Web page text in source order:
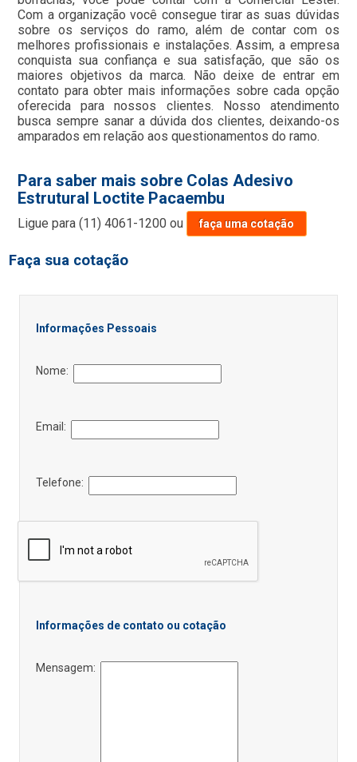
Com a organização você consegue tirar as suas dúvidas
sobre os serviços do ramo, além de contar com os
melhores profissionais e instalações. Assim, a empresa
conquista sua confiança e sua satisfação, que são os
maiores objetivos da marca. Não deixe de entrar em
contato para obter mais informações sobre cada opção
oferecida para nossos clientes. Nosso atendimento
busca sempre sanar a dúvida dos clientes, deixando-os
amparados em relação aos questionamentos do ramo.
Para saber mais sobre Colas Adesivo
Estrutural Loctite Pacaembu
Ligue para(11) 4061-1200 ou faça uma cotação
Faça sua cotação
Informações Pessoais
Nome:
Email:
Telefone:
Informações de contato ou cotação
Mensagem: